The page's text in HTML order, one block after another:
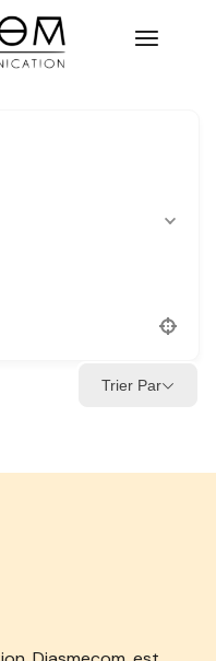
Trier Par